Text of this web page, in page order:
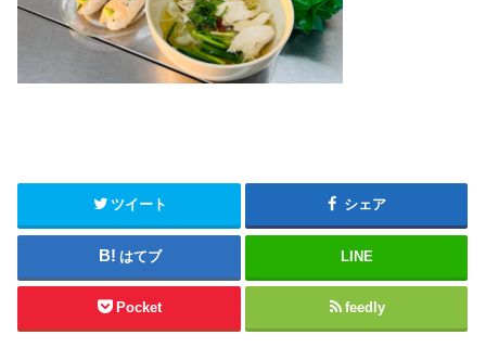
ツイート シェア
はてブ LINE
Pocket feedly